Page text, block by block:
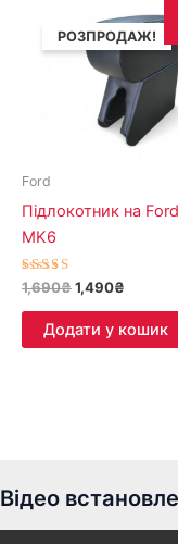
РОЗПРОДАЖ!
Ford
Підлокотник на
MK6
Оцінено
в
4.71
1,690₴
ціна:
1,690₴.
1,490₴
ціна:
1,490₴.
Додати у кошик
Відео